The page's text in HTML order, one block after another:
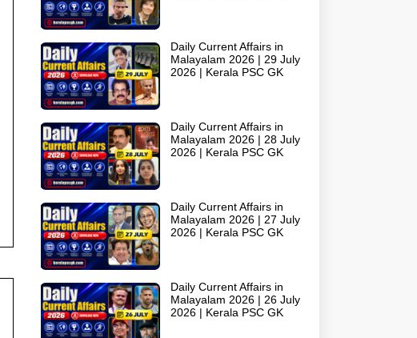
Daily Current Affairs in
Malayalam 2026 | 29 July
2026 | Kerala PSC GK
Daily Current Affairs in
Malayalam 2026 | 28 July
2026 | Kerala PSC GK
Daily Current Affairs in
Malayalam 2026 | 27 July
2026 | Kerala PSC GK
Daily Current Affairs in
Malayalam 2026 | 26 July
2026 | Kerala PSC GK